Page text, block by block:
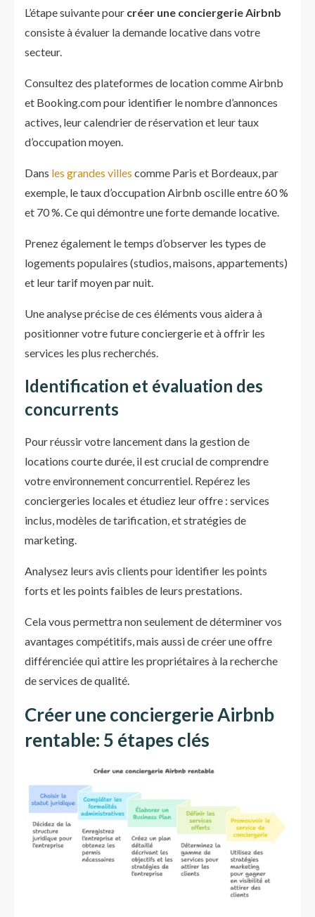
L’étape suivante pour créer une conciergerie Airbnb
consiste à évaluer la demande locative dans votre
secteur.
Consultez des plateformes de location comme Airbnb
et Booking.com pour identifier le nombre d’annonces
actives, leur calendrier de réservation et leur taux
d’occupation moyen.
Dans les grandes villes comme Paris et Bordeaux, par
exemple, le taux d’occupation Airbnb oscille entre 60 %
et 70 %. Ce qui démontre une forte demande locative.
Prenez également le temps d’observer les types de
logements populaires (studios, maisons, appartements)
et leur tarif moyen par nuit.
Une analyse précise de ces éléments vous aidera à
positionner votre future conciergerie et à offrir les
services les plus recherchés.
Identification et évaluation des
concurrents
Pour réussir votre lancement dans la gestion de
locations courte durée, il est crucial de comprendre
votre environnement concurrentiel. Repérez les
conciergeries locales et étudiez leur offre : services
inclus, modèles de tarification, et stratégies de
marketing.
Analysez leurs avis clients pour identifier les points
forts et les points faibles de leurs prestations.
Cela vous permettra non seulement de déterminer vos
avantages compétitifs, mais aussi de créer une offre
différenciée qui attire les propriétaires à la recherche
de services de qualité.
Créer une conciergerie Airbnb
rentable: 5 étapes clés